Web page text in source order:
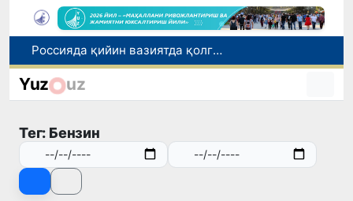
2030 йилгача хавфли чиқиндиларни қайта ишлаш даражаси 20 фоизга етказилади
Ўзбекистон илк бор Халқаро информатика олимпиадаси — IOI 2026га мезбонлик қилади
Россияда қийин вазиятда қолган юзлаб ўзбекистонликлар ортга қайтарилди
Yuz uz
Тег: Бензин